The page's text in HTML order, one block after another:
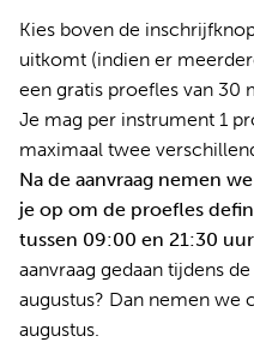
Kies boven de
uitkomt (indien er
een gratis proefles van 30
Je mag per instrument 1
maximaal twee
Na de aanvraag nemen
je op om de proefles
tussen 09:00 en 21:30
aanvraag gedaan tijdens
augustus? Dan nemen we
augustus.